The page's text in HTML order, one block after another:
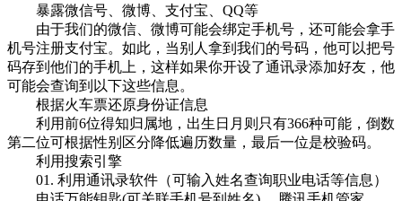
暴露微信号、微博、支付宝、QQ等
由于我们的微信、微博可能会绑定手机号，还可能会拿手
机号注册支付宝。如此，当别人拿到我们的号码，他可以把号
码存到他们的手机上，这样如果你开设了通讯录添加好友，他
可能会查询到以下这些信息。
根据火车票还原身份证信息
利用前6位得知归属地，出生日月则只有366种可能，倒数
第二位可根据性别区分降低遍历数量，最后一位是校验码。
利用搜索引擎
01. 利用通讯录软件（可输入姓名查询职业电话等信息）